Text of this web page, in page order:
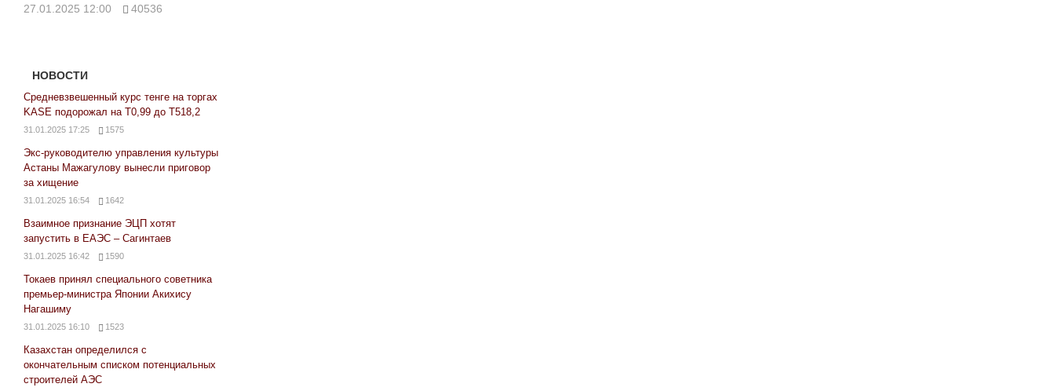
27.01.2025 12:00 40536
НОВОСТИ
Средневзвешенный курс тенге на торгах
KASE подорожал на Т0,99 до Т518,2
31.01.2025 17:25 1575
Экс-руководителю управления культуры
Астаны Мажагулову вынесли приговор
за хищение
31.01.2025 16:54 1642
Взаимное признание ЭЦП хотят
запустить в ЕАЭС – Сагинтаев
31.01.2025 16:42 1590
Токаев принял специального советника
премьер-министра Японии Акихису
Нагашиму
31.01.2025 16:10 1523
Казахстан определился с
окончательным списком потенциальных
строителей АЭС